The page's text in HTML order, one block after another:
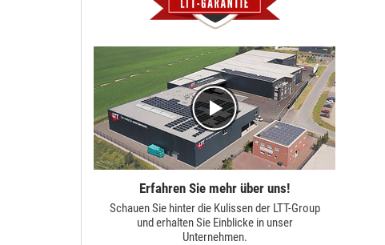
Erfahren Sie mehr über uns!
Schauen Sie hinter die Kulissen der LTT-Group
und erhalten Sie Einblicke in unser
Unternehmen.